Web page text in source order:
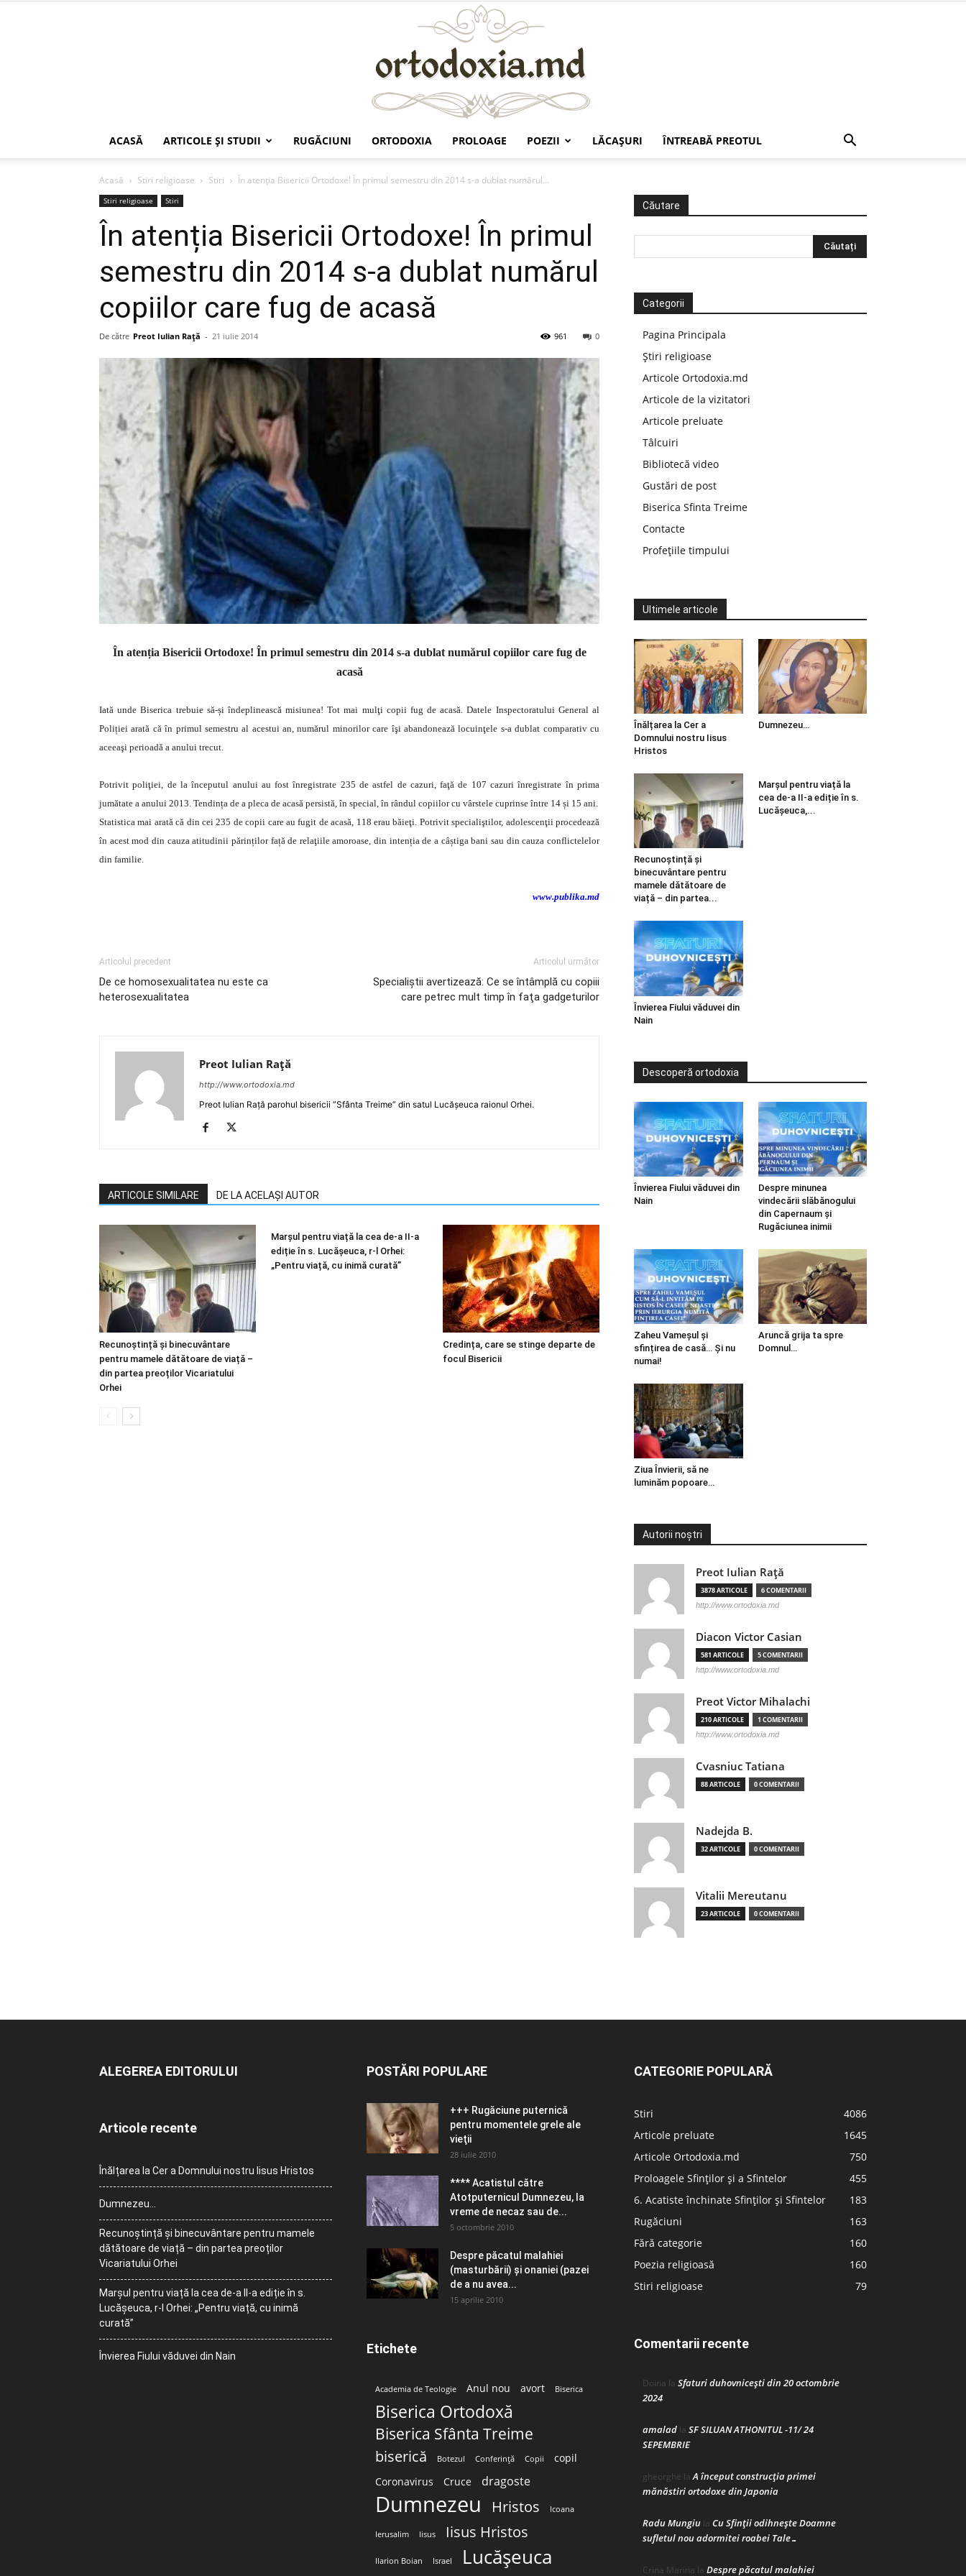
ACASĂ ARTICOLE ŞI STUDII RUGĂCIUNI ORTODOXIA PROLOAGE POEZII LĂCAŞURI ÎNTREABĂ PREOTUL
Acasă Stiri religioase Stiri În atenția Bisericii Ortodoxe! În primul semestru din 2014 s-a dublat numărul...
Stiri religioase Stiri
În atenția Bisericii Ortodoxe! În primul
semestru din 2014 s-a dublat numărul
copiilor care fug de acasă
De către Preot Iulian Raţă - 21 iulie 2014 0
961
În atenția Bisericii Ortodoxe! În primul semestru din 2014 s-a dublat numărul copiilor care fug de
acasă
Iată unde Biserica trebuie să-și îndeplinească misiunea! Tot mai mulţi copii fug de acasă. Datele Inspectoratului General al
Poliției arată că în primul semestru al acestui an, numărul minorilor care îşi abandonează locuinţele s-a dublat comparativ cu
aceeaşi perioadă a anului trecut.
Potrivit poliţiei, de la începutul anului au fost înregistrate 235 de astfel de cazuri, faţă de 107 cazuri înregistrate în prima
jumătate a anului 2013. Tendința de a pleca de acasă persistă, în special, în rândul copiilor cu vârstele cuprinse între 14 și 15 ani.
Statistica mai arată că din cei 235 de copii care au fugit de acasă, 118 erau băieţi. Potrivit specialiştilor, adolescenţii procedează
în acest mod din cauza atitudinii părinților față de relaţiile amoroase, din intenția de a câștiga bani sau din cauza conflictelelor
din familie.
www.publika.md
Articolul precedent
De ce homosexualitatea nu este ca
heterosexualitatea
Articolul următor
Specialiştii avertizează: Ce se întâmplă cu copiii
care petrec mult timp în faţa gadgeturilor
Preot Iulian Raţă
http://www.ortodoxia.md
Preot Iulian Rață parohul bisericii ”Sfânta Treime” din satul Lucășeuca raionul Orhei.
ARTICOLE SIMILARE DE LA ACELAȘI AUTOR
Recunoștință și binecuvântare
pentru mamele dătătoare de viață –
din partea preoților Vicariatului
Orhei
Marșul pentru viață la cea de-a II-a
ediție în s. Lucășeuca, r-l Orhei:
„Pentru viață, cu inimă curată”
Credința, care se stinge departe de
focul Bisericii
Căutare
Categorii
Pagina Principala
Știri religioase
Articole Ortodoxia.md
Articole de la vizitatori
Articole preluate
Tâlcuiri
Bibliotecă video
Gustări de post
Biserica Sfinta Treime
Contacte
Profețiile timpului
Ultimele articole
Înălțarea la Cer a
Domnului nostru Iisus
Hristos
Dumnezeu…
Recunoștință și
binecuvântare pentru
mamele dătătoare de
viață – din partea...
Marșul pentru viață la
cea de-a II-a ediție în s.
Lucășeuca,...
Învierea Fiului văduvei din
Nain
Descoperă ortodoxia
Învierea Fiului văduvei din
Nain
Despre minunea
vindecării slăbănogului
din Capernaum și
Rugăciunea inimii
Zaheu Vameșul și
sfințirea de casă… Și nu
numai!
Aruncă grija ta spre
Domnul…
Ziua Învierii, să ne
luminăm popoare…
Autorii noștri
Preot Iulian Raţă
3878 ARTICOLE 6 COMENTARII
http://www.ortodoxia.md
Diacon Victor Casian
581 ARTICOLE 5 COMENTARII
http://www.ortodoxia.md
Preot Victor Mihalachi
210 ARTICOLE 1 COMENTARII
http://www.ortodoxia.md
Cvasniuc Tatiana
88 ARTICOLE 0 COMENTARII
Nadejda B.
32 ARTICOLE 0 COMENTARII
Vitalii Mereutanu
23 ARTICOLE 0 COMENTARII
ALEGEREA EDITORULUI
Articole recente
Înălțarea la Cer a Domnului nostru Iisus Hristos
Dumnezeu…
Recunoștință și binecuvântare pentru mamele
dătătoare de viață – din partea preoților
Vicariatului Orhei
Marșul pentru viață la cea de-a II-a ediție în s.
Lucășeuca, r-l Orhei: „Pentru viață, cu inimă
curată”
Învierea Fiului văduvei din Nain
POSTĂRI POPULARE
+++ Rugăciune puternică
pentru momentele grele ale
vieţii
28 iulie 2010
**** Acatistul către
Atotputernicul Dumnezeu, la
vreme de necaz sau de...
5 octombrie 2010
Despre păcatul malahiei
(masturbării) şi onaniei (pazei
de a nu avea...
15 aprilie 2010
Etichete
Academia de Teologie Anul nou avort Biserica
Biserica Ortodoxă
Biserica Sfânta Treime
biserică Botezul Conferință Copii
copil
Coronavirus
Cruce dragoste
Dumnezeu Hristos Icoana
Ierusalim Iisus Iisus Hristos
Ilarion Boian Israel Lucășeuca
CATEGORIE POPULARĂ
Stiri
4086
Articole preluate
1645
Articole Ortodoxia.md
750
Proloagele Sfinților și a Sfintelor
455
6. Acatiste închinate Sfinților și Sfintelor
183
Rugăciuni
163
Fără categorie
160
Poezia religioasă
160
Stiri religioase
79
Comentarii recente
Doina la Sfaturi duhovnicești din 20 octombrie
2024
amalad la SF SILUAN ATHONITUL -11/ 24
SEPEMBRIE
gheorghe laA început construcţia primei
mănăstiri ortodoxe din Japonia
Radu Mungiu la Cu Sfinții odihnește Doamne
sufletul nou adormitei roabei Tale…
Crina Marina la Despre păcatul malahiei